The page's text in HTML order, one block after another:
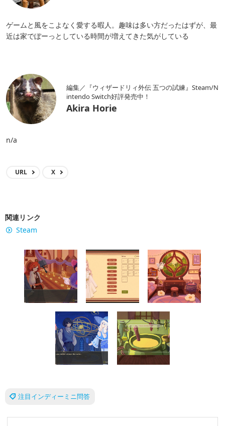
ゲームと風をこよなく愛する暇人。趣味は多い方だったはずが、最
近は家でぼーっとしている時間が増えてきた気がしている
編集／『ウィザードリィ外伝 五つの試練』Steam/N
intendo Switch好評発売中！
Akira Horie
n/a
URL X
関連リンク
Steam
注目インディーミニ問答